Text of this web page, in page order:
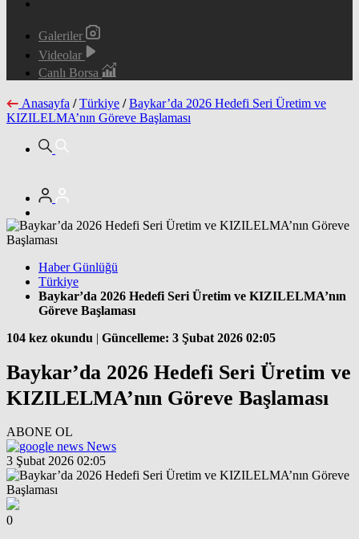
Galeriler
Videolar
Canlı Borsa
Anasayfa / Türkiye / Baykar’da 2026 Hedefi Seri Üretim ve
KIZILELMA’nın Göreve Başlaması
Haber Günlüğü
Türkiye
Baykar’da 2026 Hedefi Seri Üretim ve KIZILELMA’nın
Göreve Başlaması
104 kez okundu | Güncelleme: 3 Şubat 2026 02:05
Baykar’da 2026 Hedefi Seri Üretim ve
KIZILELMA’nın Göreve Başlaması
ABONE OL
News
3 Şubat 2026 02:05
0